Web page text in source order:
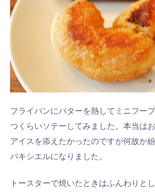
フライパンにバターを熱してミニフー
つくらいソテーしてみました。本当は
アイスを添えたかったのですが何故か
パキシエルになりました。
トースターで焼いたときはふんわりと